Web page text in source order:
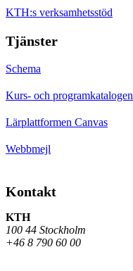
KTH:s verksamhetsstöd
Tjänster
Schema
Kurs- och programkatalogen
Lärplattformen Canvas
Webbmejl
Kontakt
KTH
100 44 Stockholm
+46 8 790 60 00